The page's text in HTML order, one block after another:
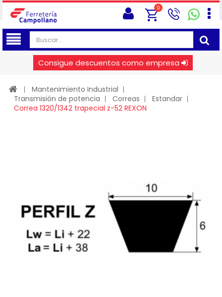
0
Consigue descuentos como empresa
Mantenimiento Industrial
Transmisión de potencia
Correas
Estandar
Correa 1320/1342 trapecial z-52 REXON